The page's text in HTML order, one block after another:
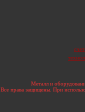
Металл и
Все права защищены. При